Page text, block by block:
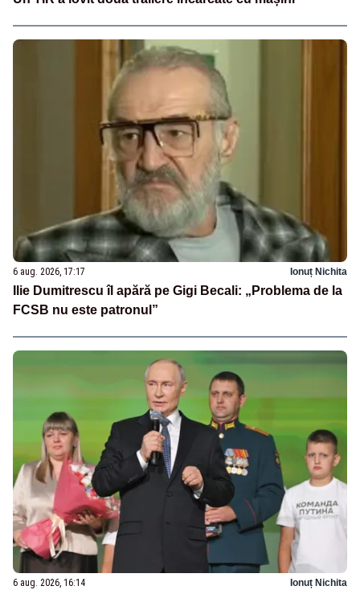
6 aug. 2026, 17:17 Ionuț Nichita
Ilie Dumitrescu îl apără pe Gigi Becali: „Problema de la
FCSB nu este patronul”
6 aug. 2026, 16:14 Ionuț Nichita